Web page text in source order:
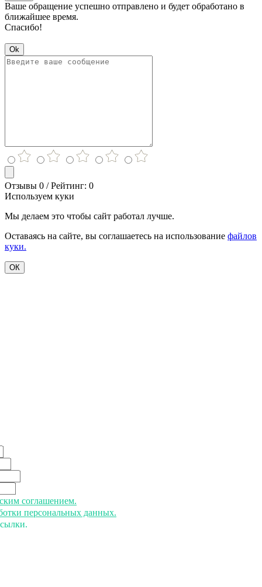
Ваше обращение успешно отправлено и будет обработано в
ближайшее время.
Спасибо!
Ok
Отзывы 0 / Рейтинг: 0
Используем куки
Мы делаем это чтобы сайт работал лучше.
Оставаясь на сайте, вы соглашаетесь на использование файлов
куки.
ОК
соглашением.
персональных данных.